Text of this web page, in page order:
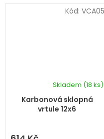
Karbonová sklopná
vrtule 12x6
Skladem (18 ks)
Kód: VCA05